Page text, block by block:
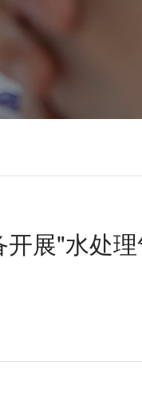
展"水处